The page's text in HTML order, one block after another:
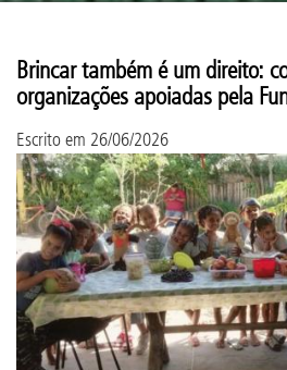
Brincar também é um direito:
organizações apoiadas pela
Escrito em 26/06/2026